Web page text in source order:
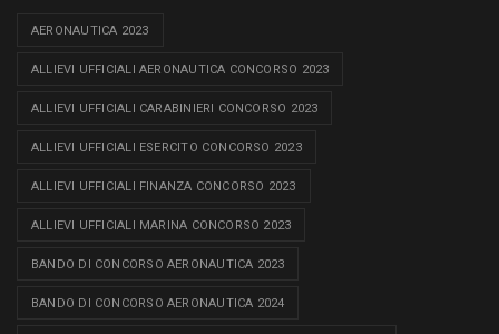
AERONAUTICA 2023
ALLIEVI UFFICIALI AERONAUTICA CONCORSO 2023
ALLIEVI UFFICIALI CARABINIERI CONCORSO 2023
ALLIEVI UFFICIALI ESERCITO CONCORSO 2023
ALLIEVI UFFICIALI FINANZA CONCORSO 2023
ALLIEVI UFFICIALI MARINA CONCORSO 2023
BANDO DI CONCORSO AERONAUTICA 2023
BANDO DI CONCORSO AERONAUTICA 2024